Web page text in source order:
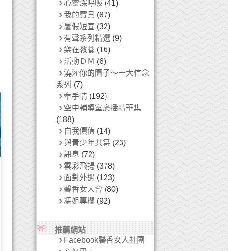
心靈深呼吸 (41)
我的寶貝 (87)
暑假短宣 (32)
有聲系列精選(9)
樂在教養(16)
活動ＤＭ (6)
澆灌你的園子～十大信念
系列 (7)
牽手情(192)
空中輔導室廣播精華集
(188)
自我價值 (14)
與青少年共舞(23)
訊息 (72)
雲彩飛揚(378)
面對外遇 (123)
馨香女人會(80)
馮姐專欄 (92)
推薦網站
Facebook馨香女人社團